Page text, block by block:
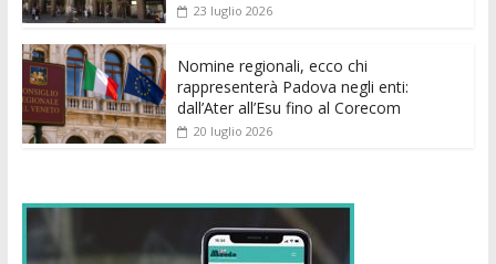
23 luglio 2026
Nomine regionali, ecco chi
rappresenterà Padova negli enti:
dall’Ater all’Esu fino al Corecom
20 luglio 2026